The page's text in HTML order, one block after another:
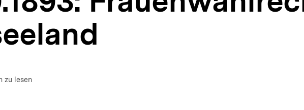
Autor)
zu lesen